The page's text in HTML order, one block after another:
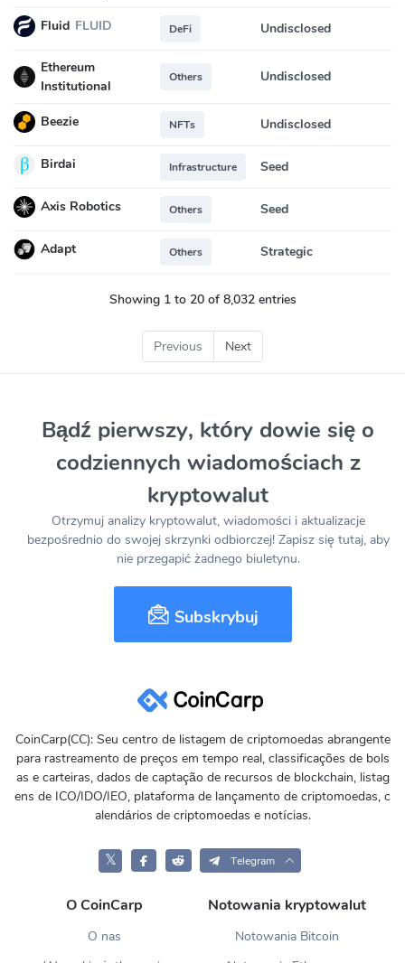
Fluid FLUID DeFi Undisclosed
Ethereum
Institutional
Others Undisclosed
Beezie NFTs Undisclosed
Birdai Infrastructure Seed
Axis Robotics Others Seed
Adapt Others Strategic
Showing 1 to 20 of 8,032 entries
Previous Next
Bądź pierwszy, który dowie się o
codziennych wiadomościach z
kryptowalut
Otrzymuj analizy kryptowalut, wiadomości i aktualizacje
bezpośrednio do swojej skrzynki odbiorczej! Zapisz się tutaj, aby
nie przegapić żadnego biuletynu.
Subskrybuj
CoinCarp(CC): Seu centro de listagem de criptomoedas abrangente
para rastreamento de preços em tempo real, classificações de bols
as e carteiras, dados de captação de recursos de blockchain, listag
ens de ICO/IDO/IEO, plataforma de lançamento de criptomoedas, c
alendários de criptomoedas e notícias.
𝕏 Telegram
O CoinCarp
O nas
Notowania kryptowalut
Notowania Bitcoin